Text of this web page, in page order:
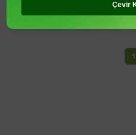
1
Çevir